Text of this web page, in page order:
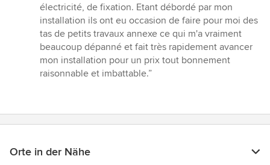
électricité, de fixation. Etant débordé par mon
installation ils ont eu occasion de faire pour moi des
tas de petits travaux annexe ce qui m'a vraiment
beaucoup dépanné et fait très rapidement avancer
mon installation pour un prix tout bonnement
raisonnable et imbattable.”
Orte in der Nähe